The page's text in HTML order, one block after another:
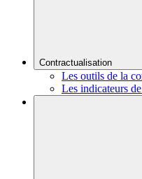
Contractualisation
Les outils de la
Les indicateurs